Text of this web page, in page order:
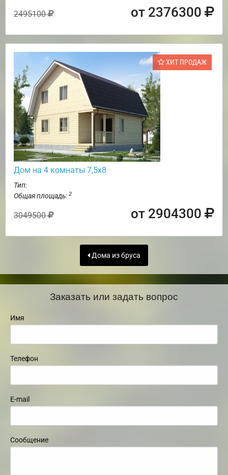
2495100 от 2376300
ХИТ ПРОДАЖ
Дом на 4 комнаты 7,5х8
Тип:
Общая площадь: 2
3049500 от 2904300
Дома из бруса
Заказать или задать вопрос
Имя
Телефон
E-mail
Сообщение